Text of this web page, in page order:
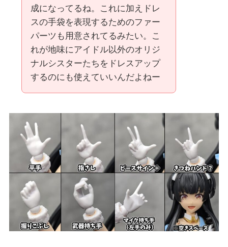
成になってるね。これに加えドレ
スの手袋を表現するためのファー
パーツも用意されてるみたい。こ
れが地味にアイドル以外のオリジ
ナルシスターたちをドレスアップ
するのにも使えていいんだよねー